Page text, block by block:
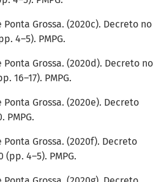
Grossa. (2020c). Decreto no
4–5). PMPG.
Grossa. (2020d). Decreto no
16–17). PMPG.
Grossa. (2020e). Decreto
PMPG.
Grossa. (2020f). Decreto
(pp. 4–5). PMPG.